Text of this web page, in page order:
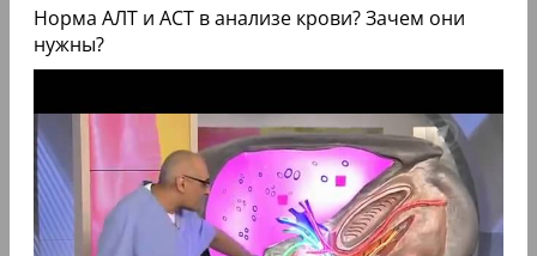
Норма АЛТ и АСТ в анализе крови? Зачем они
нужны?